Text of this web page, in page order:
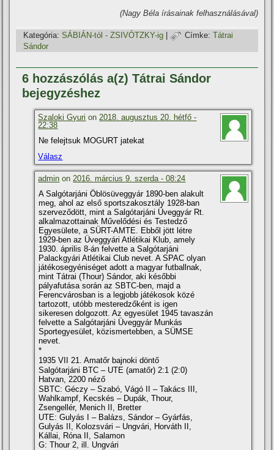
(Nagy Béla í­rásainak felhasználásával)
Kategória: SÁBIÁN-tól - ZSIVÓTZKY-ig | Címke: Tátrai
Sándor
6 hozzászólás a(z) Tátrai Sándor
bejegyzéshez
Szaloki Gyuri on2018. augusztus 20. hétfő -
22:38
Ne felejtsuk MOGURT jatekat
Válasz
admin on2016. március 9. szerda - 08:24
A Salgótarjáni Öblösüveggyár 1890-ben alakult
meg, ahol az első sportszakosztály 1928-ban
szerveződött, mint a Salgótarjáni Üveggyár Rt.
alkalmazottainak Művelődési és Testedző
Egyesülete, a SÜRT-AMTE. Ebből jött létre
1929-ben az Üveggyári Atlétikai Klub, amely
1930. április 8-án felvette a Salgótarjáni
Palackgyári Atlétikai Club nevet. A SPAC olyan
játékosegyéniséget adott a magyar futballnak,
mint Tátrai (Thour) Sándor, aki későbbi
pályafutása során az SBTC-ben, majd a
Ferencvárosban is a legjobb játékosok közé
tartozott, utóbb mesteredzőként is igen
sikeresen dolgozott. Az egyesület 1945 tavaszán
felvette a Salgótarjáni Üveggyár Munkás
Sportegyesület, közismertebben, a SÜMSE
nevet.
*
1935 VII 21. Amatőr bajnoki döntő
Salgótarjáni BTC – UTE (amatőr) 2:1 (2:0)
Hatvan, 2200 néző
SBTC: Géczy – Szabó, Vágó II – Takács III,
Wahlkampf, Kecskés – Dupák, Thour,
Zsengellér, Menich II, Bretter
UTE: Gulyás I – Balázs, Sándor – Gyárfás,
Gulyás II, Kolozsvári – Ungvári, Horváth II,
Kállai, Róna II, Salamon
G: Thour 2, ill. Ungvári